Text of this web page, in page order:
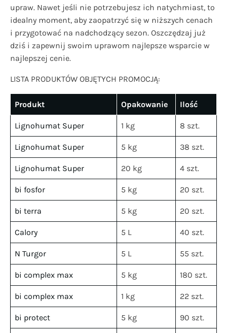
upraw. Nawet jeśli nie potrzebujesz ich natychmiast, to
idealny moment, aby zaopatrzyć się w niższych cenach
i przygotować na nadchodzący sezon. Oszczędzaj już
dziś i zapewnij swoim uprawom najlepsze wsparcie w
najlepszej cenie.
LISTA PRODUKTÓW OBJĘTYCH PROMOCJĄ:
Produkt Opakowanie Ilość
Lignohumat Super 1 kg 8 szt.
Lignohumat Super 5 kg 38 szt.
Lignohumat Super 20 kg 4 szt.
bi fosfor 5 kg 20 szt.
bi terra 5 kg 20 szt.
Calory 5 L 40 szt.
N Turgor 5 L 55 szt.
bi complex max 5 kg 180 szt.
bi complex max 1 kg 22 szt.
bi protect 5 kg 90 szt.